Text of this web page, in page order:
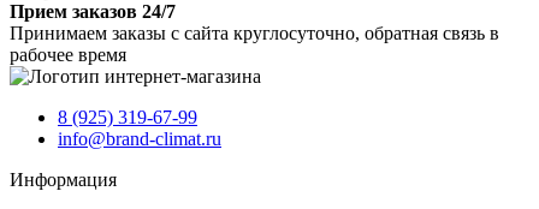
Прием заказов 24/7
Принимаем заказы с сайта круглосуточно, обратная связь в
рабочее время
8 (925) 319-67-99
info@brand-climat.ru
Информация